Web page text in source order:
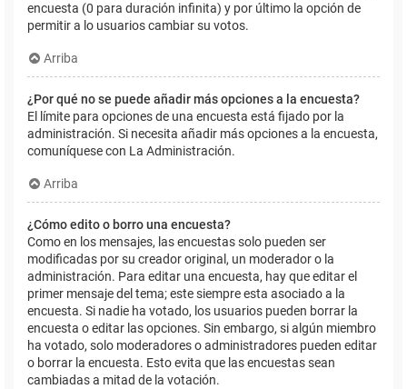
encuesta (0 para duración infinita) y por último la opción de
permitir a lo usuarios cambiar su votos.
Arriba
¿Por qué no se puede añadir más opciones a la encuesta?
El límite para opciones de una encuesta está fijado por la
administración. Si necesita añadir más opciones a la encuesta,
comuníquese con La Administración.
Arriba
¿Cómo edito o borro una encuesta?
Como en los mensajes, las encuestas solo pueden ser
modificadas por su creador original, un moderador o la
administración. Para editar una encuesta, hay que editar el
primer mensaje del tema; este siempre esta asociado a la
encuesta. Si nadie ha votado, los usuarios pueden borrar la
encuesta o editar las opciones. Sin embargo, si algún miembro
ha votado, solo moderadores o administradores pueden editar
o borrar la encuesta. Esto evita que las encuestas sean
cambiadas a mitad de la votación.